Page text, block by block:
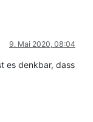
9. Mai 2020, 08:04
es denkbar, dass